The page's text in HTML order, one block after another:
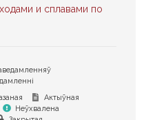
и сплавами по
Актыўная
Неўхвалена